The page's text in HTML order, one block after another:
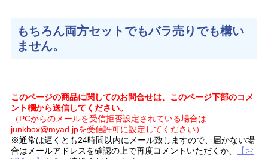
もちろん両方セットでもバラ売りでも構い
ません。
このページの商品に関してのお問合せは、このページ下部のコメ
ント欄から送信してください。
（PCからのメールを受信拒否設定されている場合は
junkbox@myad.jpを受信許可に設定してください）
※通常は遅くとも24時間以内にメール致しますので、届かない場
合はメールアドレスを確認の上で再度コメントいただくか、
【お